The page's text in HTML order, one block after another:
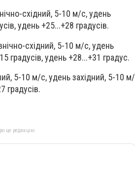
східний, 5-10 м/с, удень
удень +25...+28 градусів.
східний, 5-10 м/с, удень
градусів, удень +28...+31 градус.
5-10 м/с, удень західний, 5-10 м/
градусів.
це редакцію